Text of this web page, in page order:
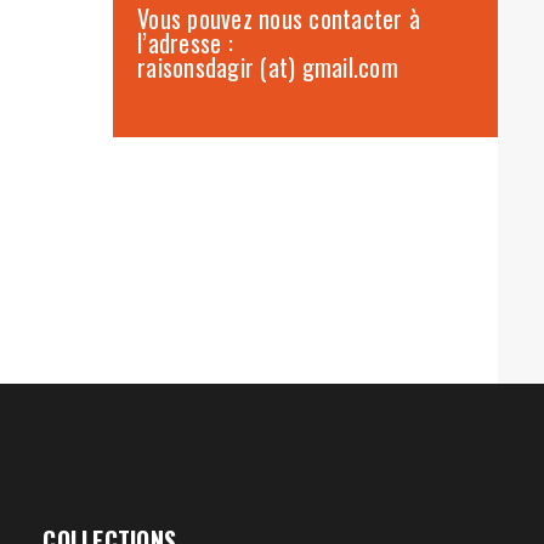
Vous pouvez nous contacter à
l’adresse :
raisonsdagir (at) gmail.com